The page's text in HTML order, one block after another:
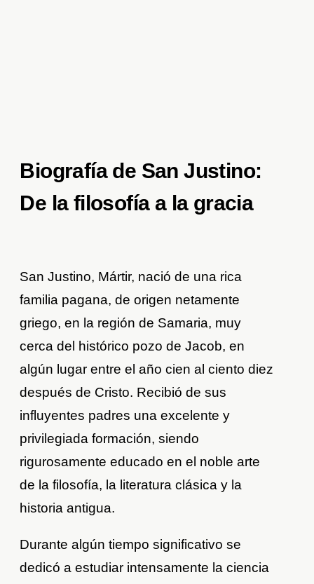
Biografía de San Justino:
De la filosofía a la gracia
San Justino, Mártir, nació de una rica
familia pagana, de origen netamente
griego, en la región de Samaria, muy
cerca del histórico pozo de Jacob, en
algún lugar entre el año cien al ciento diez
después de Cristo. Recibió de sus
influyentes padres una excelente y
privilegiada formación, siendo
rigurosamente educado en el noble arte
de la filosofía, la literatura clásica y la
historia antigua.
Durante algún tiempo significativo se
dedicó a estudiar intensamente la ciencia